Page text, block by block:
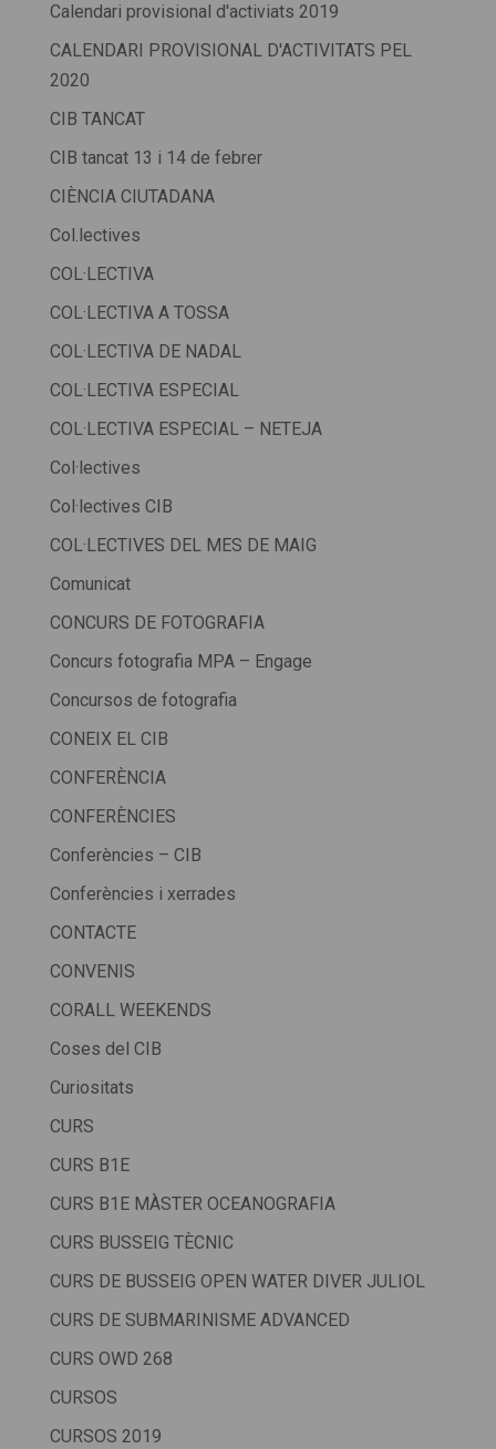
Calendari provisional d'activiats 2019
CALENDARI PROVISIONAL D'ACTIVITATS PEL
2020
CIB TANCAT
CIB tancat 13 i 14 de febrer
CIÈNCIA CIUTADANA
Col.lectives
COL·LECTIVA
COL·LECTIVA A TOSSA
COL·LECTIVA DE NADAL
COL·LECTIVA ESPECIAL
COL·LECTIVA ESPECIAL – NETEJA
Col·lectives
Col·lectives CIB
COL·LECTIVES DEL MES DE MAIG
Comunicat
CONCURS DE FOTOGRAFIA
Concurs fotografia MPA – Engage
Concursos de fotografia
CONEIX EL CIB
CONFERÈNCIA
CONFERÈNCIES
Conferències – CIB
Conferències i xerrades
CONTACTE
CONVENIS
CORALL WEEKENDS
Coses del CIB
Curiositats
CURS
CURS B1E
CURS B1E MÀSTER OCEANOGRAFIA
CURS BUSSEIG TÈCNIC
CURS DE BUSSEIG OPEN WATER DIVER JULIOL
CURS DE SUBMARINISME ADVANCED
CURS OWD 268
CURSOS
CURSOS 2019